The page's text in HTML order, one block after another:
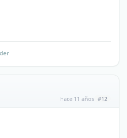
hace 11 años #12